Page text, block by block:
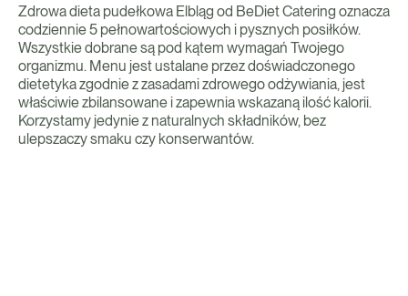
Zdrowa dieta pudełkowa Elbląg od BeDiet Catering oznacza
codziennie 5 pełnowartościowych i pysznych posiłków.
Wszystkie dobrane są pod kątem wymagań Twojego
organizmu. Menu jest ustalane przez doświadczonego
dietetyka zgodnie z zasadami zdrowego odżywiania, jest
właściwie zbilansowane i zapewnia wskazaną ilość kalorii.
Korzystamy jedynie z naturalnych składników, bez
ulepszaczy smaku czy konserwantów.